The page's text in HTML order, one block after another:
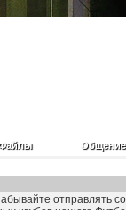
Файлы Общение
отправлять